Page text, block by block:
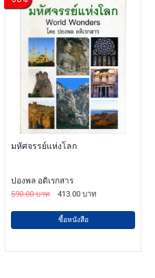
มหัศจรรย์แห่งโลก
ปองพล อดิเรกสาร
590.00 บาท
413.00 บาท
ซื้อหนังสือ